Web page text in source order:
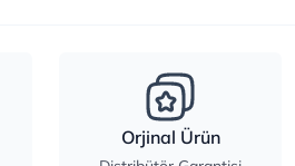
Orjinal Ürün